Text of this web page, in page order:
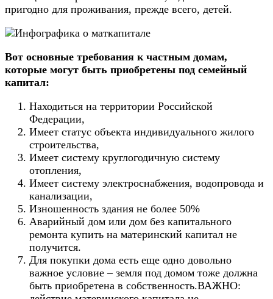
пригодно для проживания, прежде всего, детей.
Вот основные требования к частным домам,
которые могут быть приобретены под семейный
капитал:
Находиться на территории Российской
Федерации,
Имеет статус объекта индивидуального жилого
строительства,
Имеет систему круглогодичную систему
отопления,
Имеет систему электроснабжения, водопровода и
канализации,
Изношенность здания не более 50%
Аварийный дом или дом без капитального
ремонта купить на материнский капитал не
получится.
Для покупки дома есть еще одно довольно
важное условие – земля под домом тоже должна
быть приобретена в собственность.ВАЖНО: